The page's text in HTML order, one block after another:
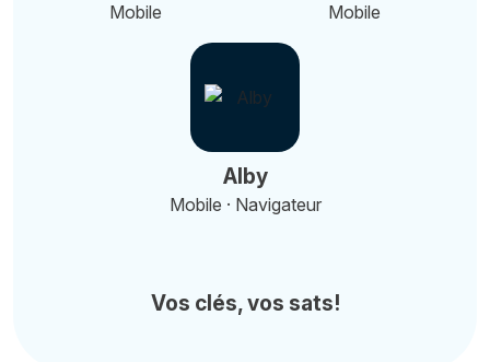
Mobile Mobile
Alby
Mobile · Navigateur
Vos clés, vos sats!